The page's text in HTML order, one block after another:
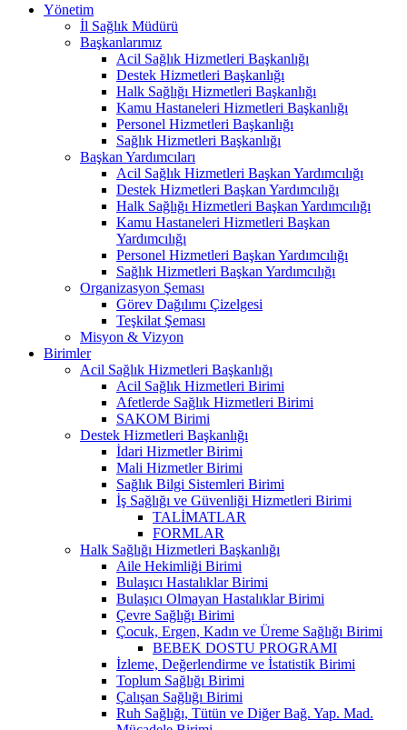
Yönetim
İl Sağlık Müdürü
Başkanlarımız
Acil Sağlık Hizmetleri Başkanlığı
Destek Hizmetleri Başkanlığı
Halk Sağlığı Hizmetleri Başkanlığı
Kamu Hastaneleri Hizmetleri Başkanlığı
Personel Hizmetleri Başkanlığı
Sağlık Hizmetleri Başkanlığı
Başkan Yardımcıları
Acil Sağlık Hizmetleri Başkan Yardımcılığı
Destek Hizmetleri Başkan Yardımcılığı
Halk Sağlığı Hizmetleri Başkan Yardımcılığı
Kamu Hastaneleri Hizmetleri Başkan
Yardımcılığı
Personel Hizmetleri Başkan Yardımcılığı
Sağlık Hizmetleri Başkan Yardımcılığı
Organizasyon Şeması
Görev Dağılımı Çizelgesi
Teşkilat Şeması
Misyon & Vizyon
Birimler
Acil Sağlık Hizmetleri Başkanlığı
Acil Sağlık Hizmetleri Birimi
Afetlerde Sağlık Hizmetleri Birimi
SAKOM Birimi
Destek Hizmetleri Başkanlığı
İdari Hizmetler Birimi
Mali Hizmetler Birimi
Sağlık Bilgi Sistemleri Birimi
İş Sağlığı ve Güvenliği Hizmetleri Birimi
TALİMATLAR
FORMLAR
Halk Sağlığı Hizmetleri Başkanlığı
Aile Hekimliği Birimi
Bulaşıcı Hastalıklar Birimi
Bulaşıcı Olmayan Hastalıklar Birimi
Çevre Sağlığı Birimi
Çocuk, Ergen, Kadın ve Üreme Sağlığı Birimi
BEBEK DOSTU PROGRAMI
İzleme, Değerlendirme ve İstatistik Birimi
Toplum Sağlığı Birimi
Çalışan Sağlığı Birimi
Ruh Sağlığı, Tütün ve Diğer Bağ. Yap. Mad.